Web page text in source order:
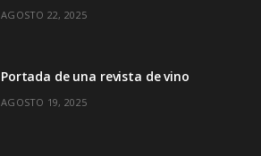
AGOSTO 22, 2025
Portada de una revista de vino
AGOSTO 19, 2025